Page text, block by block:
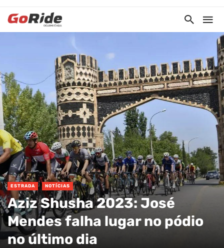
ESTRADA NOTÍCIAS
Aziz Shusha 2023: José
Mendes falha lugar no pódio
no último dia